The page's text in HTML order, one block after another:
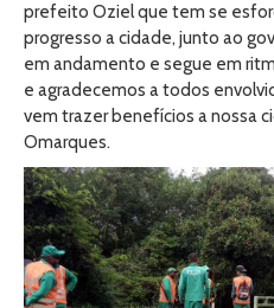
prefeito Oziel que tem se
progresso a cidade, junto ao
em andamento e segue em
e agradecemos a todos
vem trazer benefícios a nossa
Omarques.